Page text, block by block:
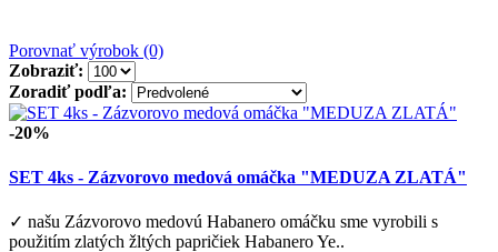
Porovnať výrobok (0)
Zobraziť:
Zoradiť podľa:
-20%
SET 4ks - Zázvorovo medová omáčka "MEDUZA ZLATÁ"
✓ našu Zázvorovo medovú Habanero omáčku sme vyrobili s
použitím zlatých žltých papričiek Habanero Ye..